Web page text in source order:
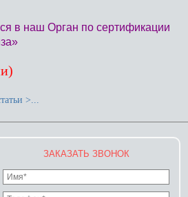
в наш Орган по сертификации
>...
ЗАКАЗАТЬ ЗВОНОК